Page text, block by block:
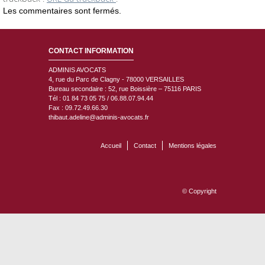
Les commentaires sont fermés.
CONTACT INFORMATION
ADMINIS AVOCATS
4, rue du Parc de Clagny - 78000 VERSAILLES
Bureau secondaire : 52, rue Boissière – 75116 PARIS
Tél : 01 84 73 05 75 / 06.88.07.94.44
Fax : 09.72.49.66.30
thibaut.adeline@adminis-avocats.fr
Accueil Contact Mentions légales
© Copyright